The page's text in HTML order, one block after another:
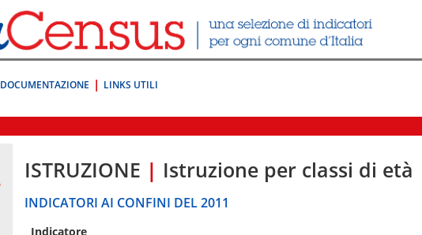
DOCUMENTAZIONE LINKS UTILI
ISTRUZIONE | Istruzione per classi di età
INDICATORI AI CONFINI DEL 2011
Indicatore